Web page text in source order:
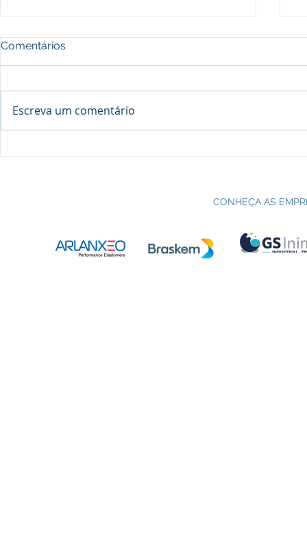
Comentários
Escreva um comentário
CONHEÇA AS